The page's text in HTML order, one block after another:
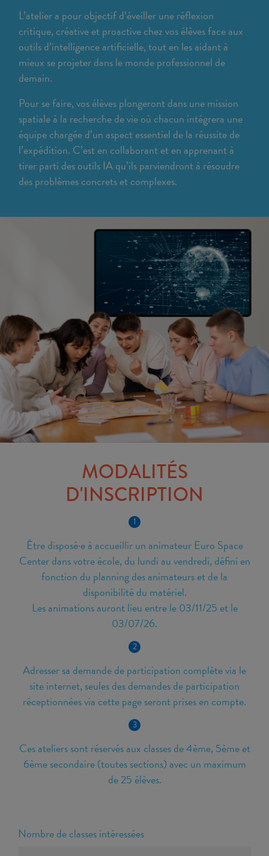
L’atelier a pour objectif d’éveiller une réflexion
critique, créative et proactive chez vos élèves face aux
outils d’intelligence artificielle, tout en les aidant à
mieux se projeter dans le monde professionnel de
demain.
Pour se faire, vos élèves plongeront dans une mission
spatiale à la recherche de vie où chacun intégrera une
équipe chargée d’un aspect essentiel de la réussite de
l’expédition. C’est en collaborant et en apprenant à
tirer parti des outils IA qu’ils parviendront à résoudre
des problèmes concrets et complexes.
MODALITÉS
D'INSCRIPTION
1
Être disposé·e à accueillir un animateur Euro Space
Center dans votre école, du lundi au vendredi, défini en
fonction du planning des animateurs et de la
disponibilité du matériel.
Les animations auront lieu entre le 03/11/25 et le
03/07/26.
2
Adresser sa demande de participation complète via le
site internet, seules des demandes de participation
réceptionnées via cette page seront prises en compte.
3
Ces ateliers sont réservés aux classes de 4ème, 5ème et
6ème secondaire (toutes sections) avec un maximum
de 25 élèves.
Nombre de classes intéressées